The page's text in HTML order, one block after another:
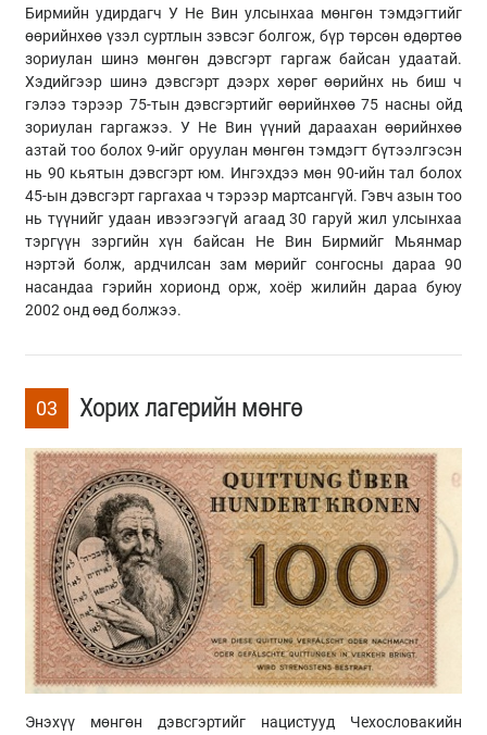
Бирмийн удирдагч У Не Вин улсынхаа мөнгөн тэмдэгтийг
өөрийнхөө үзэл суртлын зэвсэг болгож, бүр төрсөн өдөртөө
зориулан шинэ мөнгөн дэвсгэрт гаргаж байсан удаатай.
Хэдийгээр шинэ дэвсгэрт дээрх хөрөг өөрийнх нь биш ч
гэлээ тэрээр 75-тын дэвсгэртийг өөрийнхөө 75 насны ойд
зориулан гаргажээ. У Не Вин үүний дараахан өөрийнхөө
азтай тоо болох 9-ийг оруулан мөнгөн тэмдэгт бүтээлгэсэн
нь 90 кьятын дэвсгэрт юм. Ингэхдээ мөн 90-ийн тал болох
45-ын дэвсгэрт гаргахаа ч тэрээр мартсангүй. Гэвч азын тоо
нь түүнийг удаан ивээгээгүй агаад 30 гаруй жил улсынхаа
тэргүүн зэргийн хүн байсан Не Вин Бирмийг Мьянмар
нэртэй болж, ардчилсан зам мөрийг сонгосны дараа 90
насандаа гэрийн хорионд орж, хоёр жилийн дараа буюу
2002 онд өөд болжээ.
03 Хорих лагерийн мөнгө
Энэхүү мөнгөн дэвсгэртийг нацистууд Чехословакийн